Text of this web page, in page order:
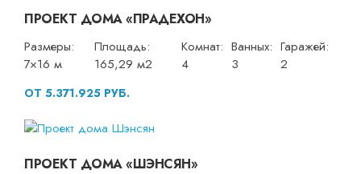
ПРОЕКТ ДОМА «ПРАДЕХОН»
Размеры:
7×16 м
Площадь:
165,29 м2
Комнат:
4
Ванных:
3
Гаражей:
2
ОТ 5.371.925 РУБ.
ПРОЕКТ ДОМА «ШЭНСЯН»